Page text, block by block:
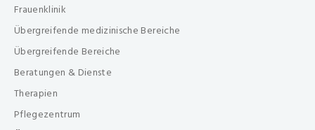
Frauenklinik
Übergreifende medizinische Bereiche
Übergreifende Bereiche
Beratungen & Dienste
Therapien
Pflegezentrum